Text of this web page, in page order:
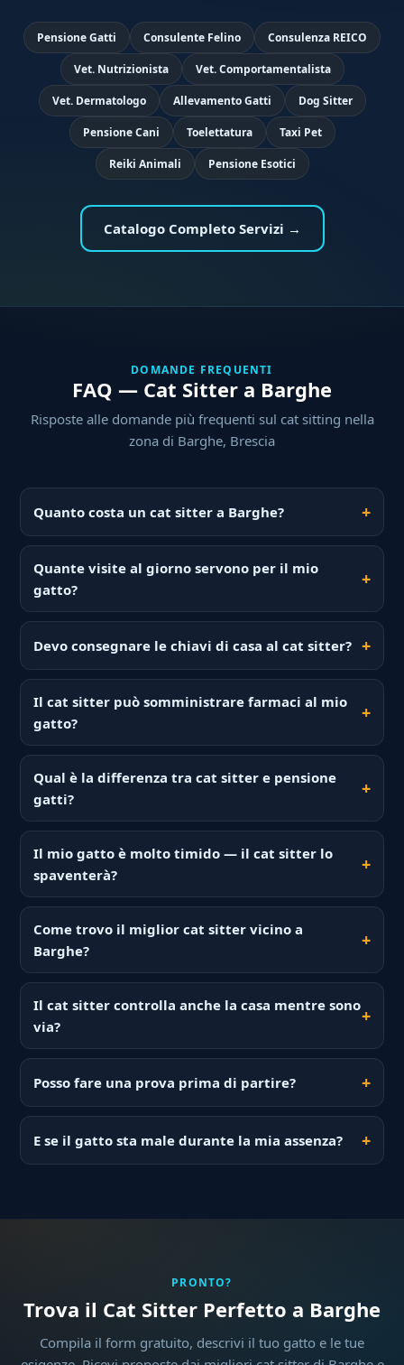
Pensione Gatti Consulente Felino Consulenza REICO
Vet. Nutrizionista Vet. Comportamentalista
Vet. Dermatologo Allevamento Gatti Dog Sitter
Pensione Cani Toelettatura Taxi Pet
Reiki Animali Pensione Esotici
Catalogo Completo Servizi →
DOMANDE FREQUENTI
FAQ — Cat Sitter a Barghe
Risposte alle domande più frequenti sul cat sitting nella
zona di Barghe, Brescia
Quanto costa un cat sitter a Barghe?
Quante visite al giorno servono per il mio
gatto?
Devo consegnare le chiavi di casa al cat sitter?
Il cat sitter può somministrare farmaci al mio
gatto?
Qual è la differenza tra cat sitter e pensione
gatti?
Il mio gatto è molto timido — il cat sitter lo
spaventerà?
Come trovo il miglior cat sitter vicino a
Barghe?
Il cat sitter controlla anche la casa mentre sono
via?
Posso fare una prova prima di partire?
E se il gatto sta male durante la mia assenza?
PRONTO?
Trova il Cat Sitter Perfetto a Barghe
Compila il form gratuito, descrivi il tuo gatto e le tue